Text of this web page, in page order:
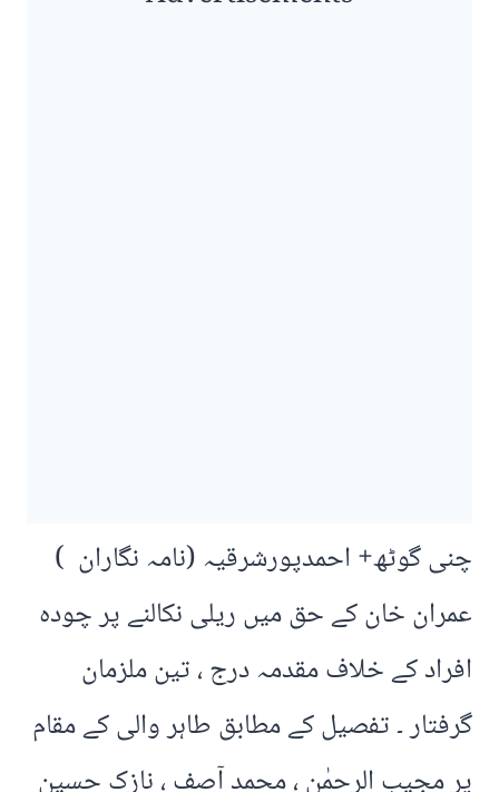
چنی گوٹھ+ احمدپورشرقیہ (نامہ نگاران )
عمران خان کے حق میں ریلی نکالنے پر چودہ
افراد کے خلاف مقدمہ درج ، تین ملزمان
گرفتار ۔ تفصیل کے مطابق طاہر والی کے مقام